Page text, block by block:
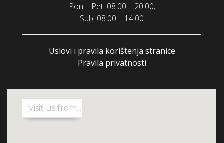
Pon – Pet: 08:00 – 20:00;
Sub: 08:00 – 14:00
Uslovi i pravila korištenja stranice
Pravila privatnosti